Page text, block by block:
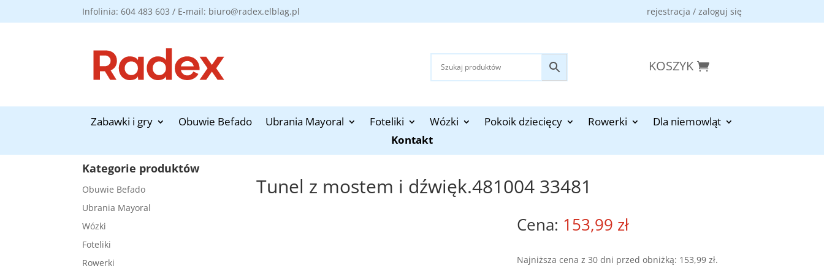
Infolinia: 604 483 603 / E-mail: biuro@radex.elblag.pl rejestracja / zaloguj się
KOSZYK
Zabawki i gry Obuwie Befado Ubrania Mayoral Foteliki Wózki Pokoik dziecięcy Rowerki
Dla niemowląt
Kontakt
Kategorie produktów
Obuwie Befado
Ubrania Mayoral
Wózki
Foteliki
Rowerki
Tunel z mostem i dźwięk.481004 33481
153,99 zł
Najniższa cena z 30 dni przed obniżką: 153,99zł.